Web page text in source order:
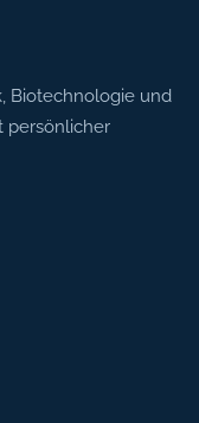
Biotechnologie und
persönlicher